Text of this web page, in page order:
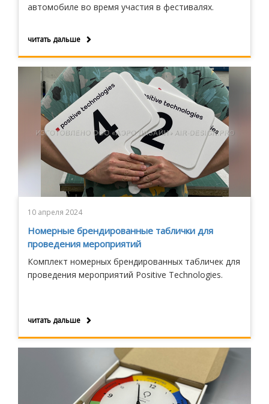
автомобиле во время участия в фестивалях.
читать дальше
10 апреля 2024
Номерные брендированные таблички для
проведения мероприятий
Комплект номерных брендированных табличек для
проведения мероприятий Positive Technologies.
читать дальше